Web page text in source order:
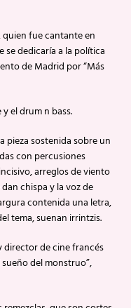
fue cantante en
se dedicaría a la política
de Madrid por “Más
el drum n bass.
pieza sostenida sobre un
con percusiones
arreglos de viento
chispa y la voz de
contenida una letra,
tema, suenan irrintzis.
director de cine francés
del monstruo”,